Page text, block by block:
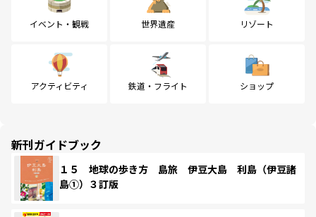
イベント・観戦 世界遺産 リゾート
アクティビティ 鉄道・フライト ショップ
新刊ガイドブック
１５ 地球の歩き方 島旅 伊豆大島 利島（伊豆諸
島①）３訂版